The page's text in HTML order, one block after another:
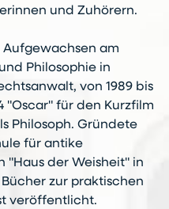
und Zuhörern.
Aufgewachsen am
Philosophie in
von 1989 bis
"Oscar" für den Kurzfilm
Philosoph. Gründete
für antike
"Haus der Weisheit" in
zur praktischen
veröffentlicht.